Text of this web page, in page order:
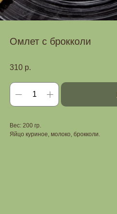
Омлет c брокколи
310 р.
Вес: 200 гр.
Яйцо куриное, молоко, брокколи.